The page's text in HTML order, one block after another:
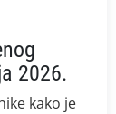
2026.
kako je